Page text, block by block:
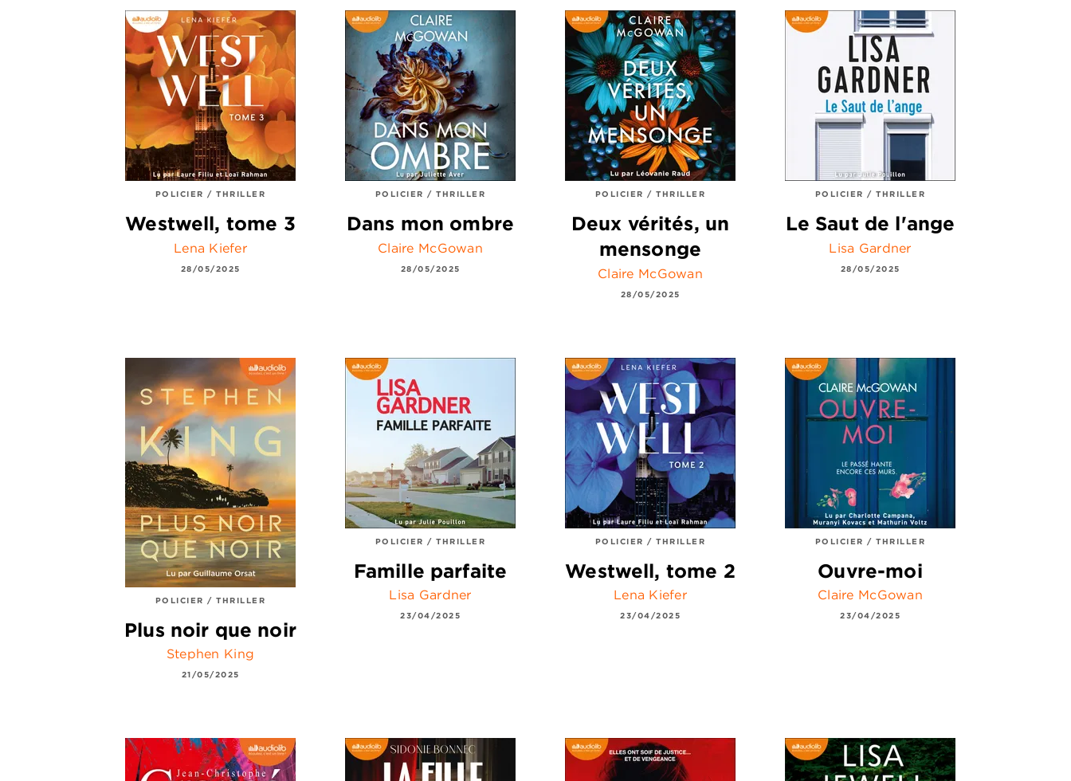
POLICIER / THRILLER
Westwell, tome 3
Lena Kiefer
28/05/2025
POLICIER / THRILLER
Dans mon ombre
Claire McGowan
28/05/2025
POLICIER / THRILLER
Deux vérités, un
mensonge
Claire McGowan
28/05/2025
POLICIER / THRILLER
Le Saut de l'ange
Lisa Gardner
28/05/2025
POLICIER / THRILLER
Plus noir que noir
Stephen King
21/05/2025
POLICIER / THRILLER
Famille parfaite
Lisa Gardner
23/04/2025
POLICIER / THRILLER
Westwell, tome 2
Lena Kiefer
23/04/2025
POLICIER / THRILLER
Ouvre-moi
Claire McGowan
23/04/2025